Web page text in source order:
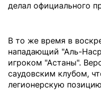
делал официального
В то же время в
нападающий "Аль-
игроком "Астаны".
саудовским клубом,
легионерскую